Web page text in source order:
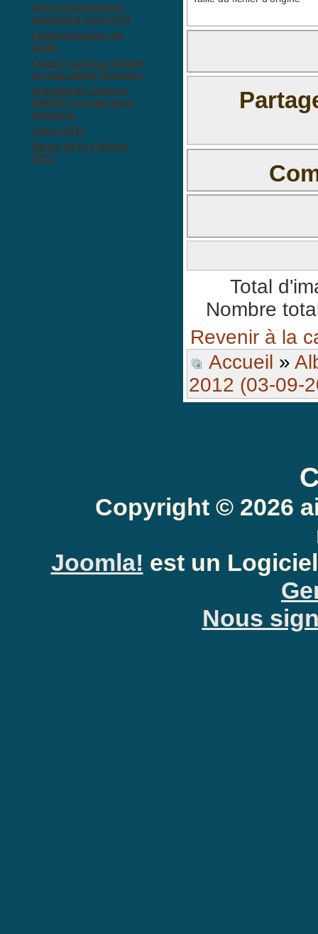
Article Ouest France
vendredi 8 mars 2013
Quatre passages de
grade
Quatre nouveaux gradés
au Club Aïkido Ploemeur
Interview de Jacques
BARDET au-delà de la
technique
Voeux 2013
Repas de fin d'année
2012
Il n'y a pas
Total
Nombre
Revenir à la
Accueil »
2012 (03-09-
Copyright © 2026
Joomla! est un
Nous